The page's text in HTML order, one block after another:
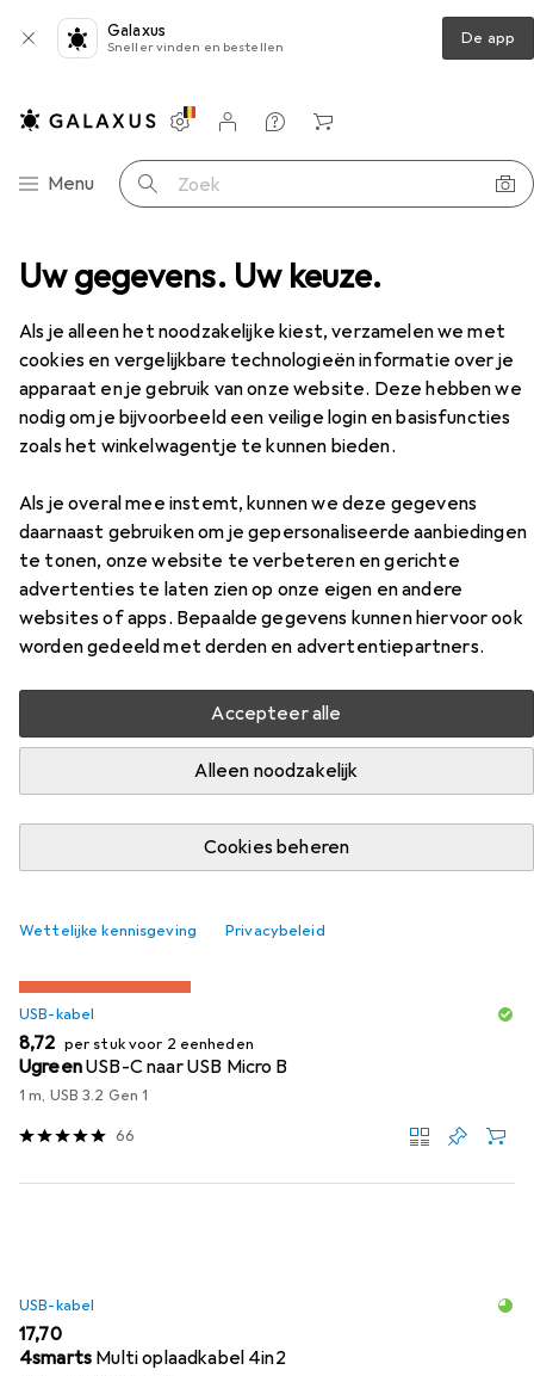
Uw gegevens. Uw keuze.
Als je alleen het noodzakelijke kiest, verzamelen we met
cookies en vergelijkbare technologieën informatie over je
apparaat en je gebruik van onze website. Deze hebben we
nodig om je bijvoorbeeld een veilige login en basisfuncties
zoals het winkelwagentje te kunnen bieden.
Als je overal mee instemt, kunnen we deze gegevens
daarnaast gebruiken om je gepersonaliseerde aanbiedingen
te tonen, onze website te verbeteren en gerichte
advertenties te laten zien op onze eigen en andere
websites of apps. Bepaalde gegevens kunnen hiervoor ook
worden gedeeld met derden en advertentiepartners.
Accepteer alle
Alleen noodzakelijk
Cookies beheren
Wettelijke kennisgeving Privacybeleid
Galaxus
Sneller vinden en bestellen De app
Categorie navigatie
Menu Zoek op
Instellingen
Klantenaccount
Produktvergelijking
Verlanglijstje
Winkelmandje
Bluetooth luidspreker Hama Trommel 2.0
EUR
24,45
HamaTrommel 2.0
Accessoires voor Hama Trommel
2.0
Vind passende accessoires voor de Hama Trommel 2.0 uit
USB-Kabel Audiokabel
Relevantie
Productlijst
KWANTUMKORTING
USB-kabel
EUR
8,72 per stuk voor 2 eenheden
UgreenUSB-C naar USB Micro B
1 m, USB 3.2 Gen 1
66
USB-kabel
EUR
17,70
4smarts Multi oplaadkabel 4in2